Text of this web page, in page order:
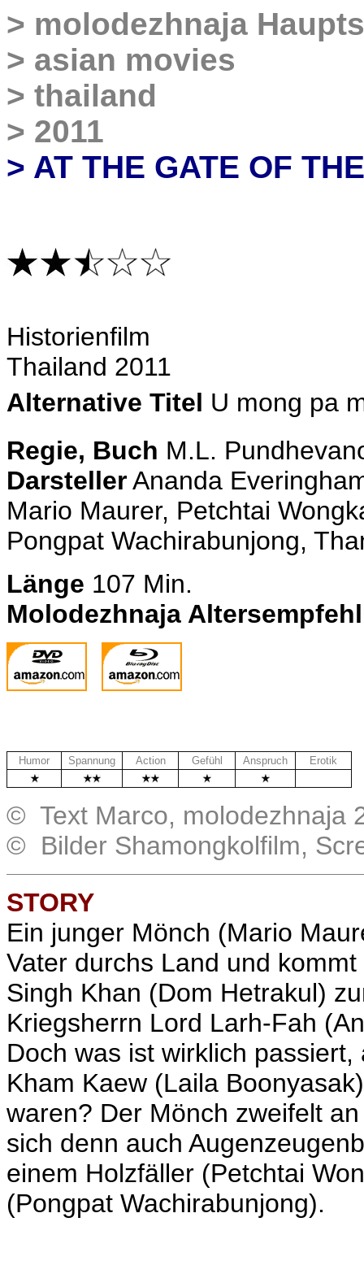
> molodezhnaja
> asian movies
> thailand
> 2011
> AT THE GATE OF
Historienfilm
Thailand 2011
Alternative Titel U mong pa
Regie, Buch M.L.
DarstellerAnanda
Mario Maurer, Petchtai
Pongpat Wachirabunjong,
Länge 107 Min.
Molodezhnaja
Humor Spannung Action Gefühl Anspruch
Erotik
© Text Marco, molodezhnaja
© Bilder Shamongkolfilm,
STORY
Ein junger Mönch (Mario
Vater durchs Land und
Singh Khan (Dom Hetrakul)
Kriegsherrn Lord Larh-Fah
Doch was ist wirklich
Kham Kaew (Laila
waren? Der Mönch zweifelt
sich denn auch
einem Holzfäller (Petchtai
(Pongpat Wachirabunjong).